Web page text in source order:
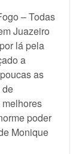
– Todas
Juazeiro
lá pela
a
as
de
poder
Monique